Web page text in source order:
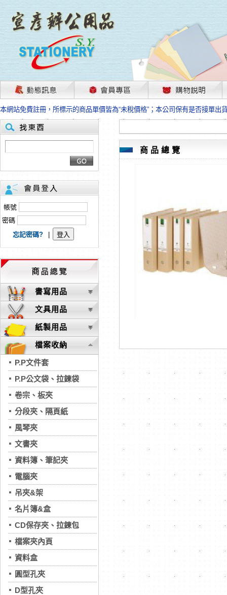
茲因國際情勢變化石油及塑化原物料波動漲幅甚大，部份上游供應商已採取
本網站免費註冊，所標示的商品單價皆為“未稅價格”；本公司保有是否接單出
HP、EPSON、CANON原廠耗材價格浮動，下單前請先跟客服人員確認最新
本網站免費註冊，所標示的商品單價皆為“未稅價格”；本公司保有是否接單出
匯款客戶請注意！因商品繁複來不及發現短缺，遂待客服人員跟您確認訂單
本網站免費註冊，所標示的商品單價皆為“未稅價格”；本公司保有是否接單出
茲因國際情勢變化石油及塑化原物料波動漲幅甚大，部份上游供應商已採取
本網站免費註冊，所標示的商品單價皆為“未稅價格”；本公司保有是否接單出
HP、EPSON、CANON原廠耗材價格浮動，下單前請先跟客服人員確認最新
本網站免費註冊，所標示的商品單價皆為“未稅價格”；本公司保有是否接單出
匯款客戶請注意！因商品繁複來不及發現短缺，遂待客服人員跟您確認訂單
本網站免費註冊，所標示的商品單價皆為“未稅價格”；本公司保有是否接單出
帳號
密碼
忘記密碼?
書寫用品
文具用品
紙製用品
檔案收納
P.P文件套
P.P公文袋、拉鍊袋
卷宗、板夾
分段夾、隔頁紙
風琴夾
文書夾
資料簿、筆記夾
電腦夾
吊夾&架
名片簿&盒
CD保存夾、拉鍊包
檔案夾內頁
資料盒
圓型孔夾
D型孔夾
商品總覽